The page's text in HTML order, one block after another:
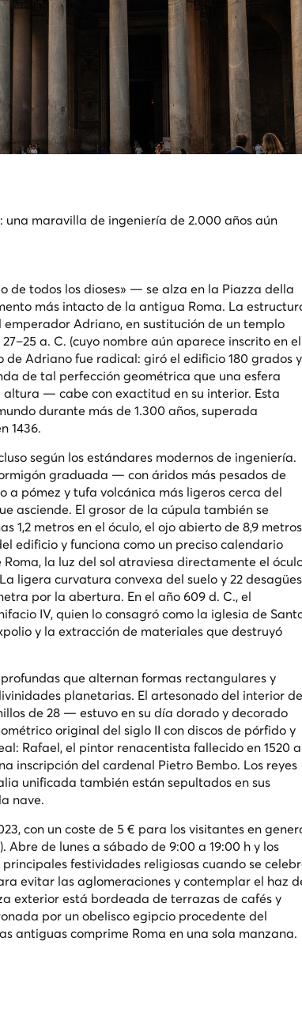
maravilla de ingeniería de 2.000 años aún
de todos los dioses» — se alza en la Piazza della
más intacto de la antigua Roma. La
emperador Adriano, en sustitución de un templo
a. C. (cuyo nombre aún aparece inscrito en el
de Adriano fue radical: giró el edificio 180 grados y
de tal perfección geométrica que una esfera
— cabe con exactitud en su interior. Esta
durante más de 1.300 años, superada
1436.
según los estándares modernos de ingeniería.
graduada — con áridos más pesados de
a pómez y tufa volcánica más ligeros cerca del
asciende. El grosor de la cúpula también se
1,2 metros en el óculo, el ojo abierto de 8,9 metros
edificio y funciona como un preciso calendario
la luz del sol atraviesa directamente el
ligera curvatura convexa del suelo y 22 desagües
por la abertura. En el año 609 d. C., el
IV, quien lo consagró como la iglesia de
y la extracción de materiales que destruyó
que alternan formas rectangulares y
planetarias. El artesonado del interior de
de 28 — estuvo en su día dorado y decorado
original del siglo II con discos de pórfido y
Rafael, el pintor renacentista fallecido en 1520 a
inscripción del cardenal Pietro Bembo. Los reyes
unificada también están sepultados en sus
nave.
con un coste de 5 € para los visitantes en
Abre de lunes a sábado de 9:00 a 19:00 h y los
festividades religiosas cuando se
evitar las aglomeraciones y contemplar el haz
exterior está bordeada de terrazas de cafés y
por un obelisco egipcio procedente del
antiguas comprime Roma en una sola manzana.